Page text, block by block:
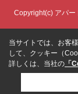
Copyright(c) アパ
当サイトでは、お客
して、クッキー（
詳しくは、当社の 「